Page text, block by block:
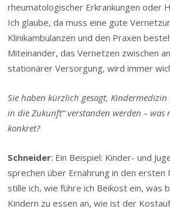
rheumatologischer Erkrankungen oder
Ich glaube, da muss eine gute
Klinikambulanzen und den Praxen
Miteinander, das Vernetzen zwischen
stationärer Versorgung, wird immer
Sie haben kürzlich gesagt, Kindermedizin
in die Zukunft“ verstanden werden – was
konkret?
Schneider: Ein Beispiel: Kinder- und
sprechen über Ernährung in den ersten
stille ich, wie führe ich Beikost ein, was
Kindern zu essen an, wie ist der